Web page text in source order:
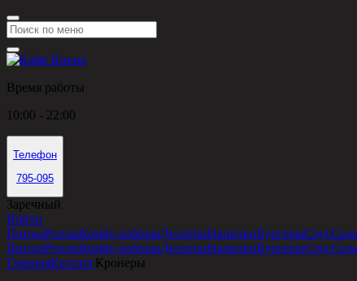
Время работы
10:00 - 22:00
Телефон
795-095
Заречный
Войти
ПиццаРоллыКомбо наборыДесертыНапиткиБургерыСоус
ПиццаРоллыКомбо наборыДесертыНапиткиБургерыСоус
ГлавнаяКаталогКронеры